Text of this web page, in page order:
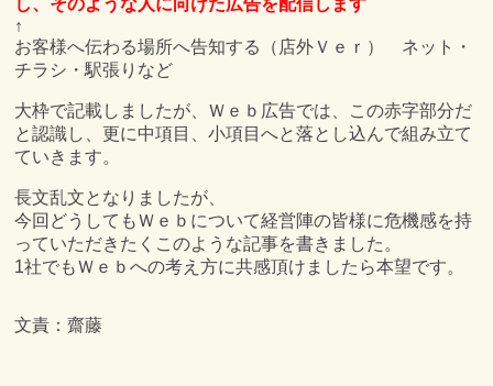
し、そのような人に向けた広告を配信します
↑
お客様へ伝わる場所へ告知する（店外Ｖｅｒ） ネット・
チラシ・駅張りなど
大枠で記載しましたが、Ｗｅｂ広告では、この赤字部分だ
と認識し、更に中項目、小項目へと落とし込んで組み立て
ていきます。
長文乱文となりましたが、
今回どうしてもＷｅｂについて経営陣の皆様に危機感を持
っていただきたくこのような記事を書きました。
1社でもＷｅｂへの考え方に共感頂けましたら本望です。
文責：齋藤